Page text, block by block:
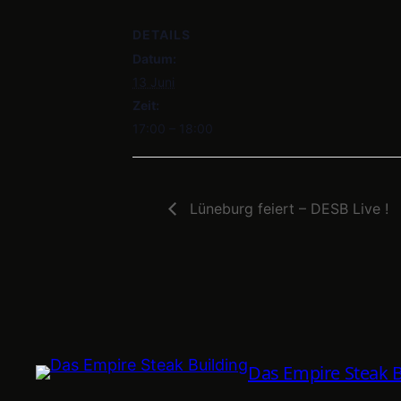
DETAILS
Datum:
13 Juni
Zeit:
17:00 – 18:00
Lüneburg feiert – DESB Live !
Das Empire Steak